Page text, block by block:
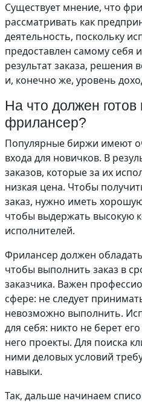
Существует мнение, что
рассматривать как
деятельность, поскольку
предоставлен самому себя
результат заказа, решения
и, конечно же, уровень
На что должен
фрилансер?
Популярные биржи имеют
входа для новичков. В
заказов, которые за их
низкая цена. Чтобы
заказ, нужно иметь
чтобы выдержать высокую
исполнителей.
Фрилансер должен
чтобы выполнить заказ в
заказчика. Важен
сфере: не следует
невозможно выполнить.
для себя: никто не берет
него проекты. Для поиска
ними деловых условий
навыки.
Так, дальше начинаем